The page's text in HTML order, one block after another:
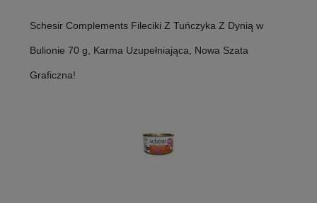
Schesir Complements Fileciki Z Tuńczyka Z Dynią w
Bulionie 70 g, Karma Uzupełniająca, Nowa Szata
Graficzna!